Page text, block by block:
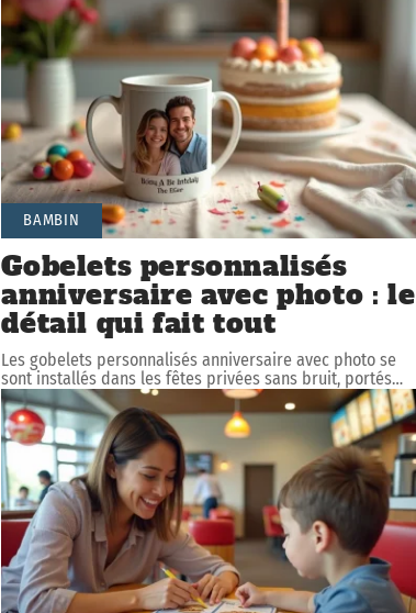
BAMBIN
Gobelets personnalisés
anniversaire avec photo : le
détail qui fait tout
Les gobelets personnalisés anniversaire avec photo se
sont installés dans les fêtes privées sans bruit, portés…